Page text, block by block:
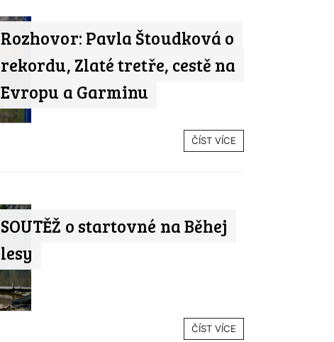
Rozhovor: Pavla Štoudková o
rekordu, Zlaté tretře, cestě na
Evropu a Garminu
ČÍST VÍCE
SOUTĚŽ o startovné na Běhej
lesy
ČÍST VÍCE